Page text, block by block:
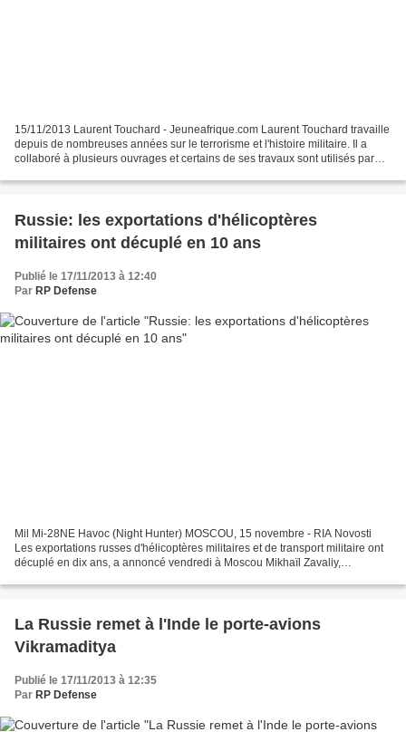
15/11/2013 Laurent Touchard - Jeuneafrique.com Laurent Touchard travaille
depuis de nombreuses années sur le terrorisme et l'histoire militaire. Il a
collaboré à plusieurs ouvrages et certains de ses travaux sont utilisés par
Russie: les exportations d'hélicoptères
militaires ont décuplé en 10 ans
Publié le 17/11/2013 à 12:40
Par RP Defense
Mil Mi-28NE Havoc (Night Hunter) MOSCOU, 15 novembre - RIA Novosti
Les exportations russes d'hélicoptères militaires et de transport militaire ont
décuplé en dix ans, a annoncé vendredi à Moscou Mikhaïl Zavaliy,
La Russie remet à l'Inde le porte-avions
Vikramaditya
Publié le 17/11/2013 à 12:35
Par RP Defense